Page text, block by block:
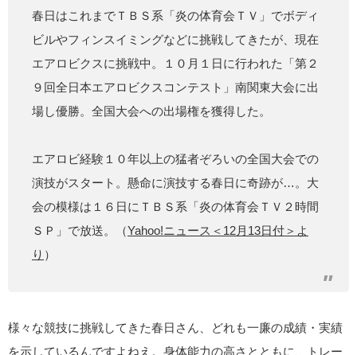
春日はこれまでＴＢＳ系「炎の体育会ＴＶ」でボディ
ビルやフィンスイミングなどに挑戦してきたが、現在
エアロビクスに挑戦中。１０月１日に行われた「第２
９回全日本エアロビクスコンテスト」南関東大会に出
場し優勝。全国大会への出場権を獲得した。
エアロビ経験１０年以上の猛者ぞろいの全国大会での
演技がスタート。懸命に演技する春日に奇跡が…。大
会の模様は１６日にＴＢＳ系「炎の体育会ＴＶ２時間
ＳＰ」で放送。（Yahoo!ニュース＜12月13日付＞よ
り ）
様々な競技に挑戦してきた春日さん、どれも一廉の成績・実績
を示しているんですよねえ。身体能力の高さとともに、トレー